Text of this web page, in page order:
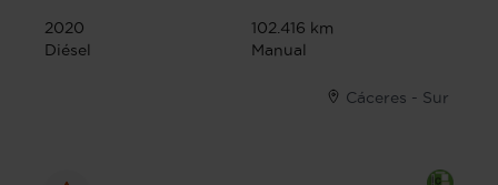
2020
102.416 km
Diésel
Manual
Cáceres - Sur